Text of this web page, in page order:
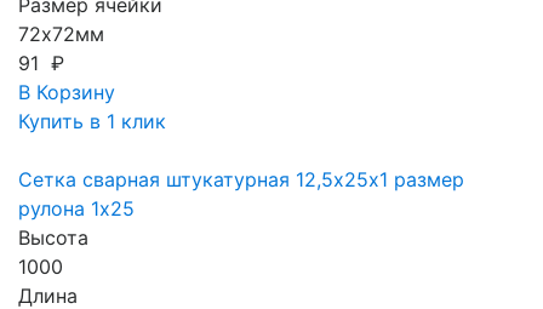
Размер ячейки
72х72мм
91 ₽
В Корзину
Купить в 1 клик
Сетка сварная штукатурная 12,5х25х1 размер
рулона 1х25
Высота
1000
Длина